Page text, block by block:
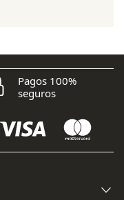
Pagos 100%
seguros